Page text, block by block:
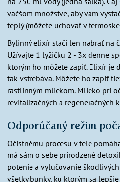
väčšom množstve, aby vám
teplý (môžete uchovať v
Bylinný elixír stačí len nabrať na
Užívajte 1 lyžičku 2 - 3x denne
ktorým ho môžete zapiť. Elixír je
tak vstrebáva. Môžete ho zapiť
rastlinným mliekom. Mlieko pri
revitalizačných a regeneračných
Odporúčaný režim
Očistnému procesu v tele
má sám o sebe prirodzené
potenie a vylučovanie
všetky bunky, ku ktorým sa